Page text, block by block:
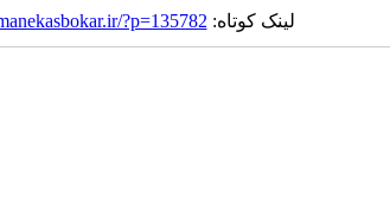
لینک کوتاه: ?p=135782